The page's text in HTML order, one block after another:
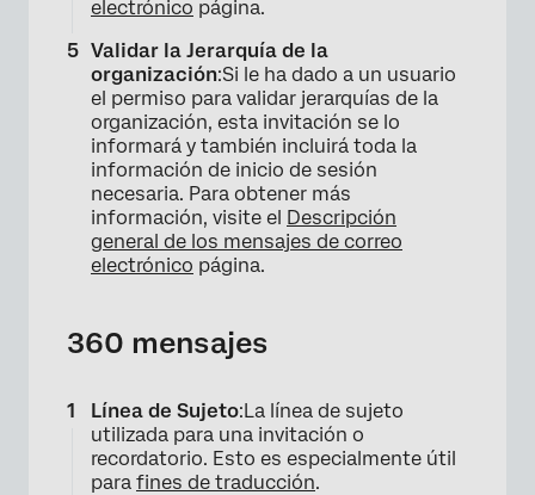
electrónico página.
Validar la Jerarquía de la
organización:Si le ha dado a un usuario
el permiso para validar jerarquías de la
organización, esta invitación se lo
informará y también incluirá toda la
información de inicio de sesión
necesaria. Para obtener más
información, visite el Descripción
general de los mensajes de correo
electrónico página.
360 mensajes
Línea de Sujeto:La línea de sujeto
utilizada para una invitación o
recordatorio. Esto es especialmente útil
para fines de traducción.